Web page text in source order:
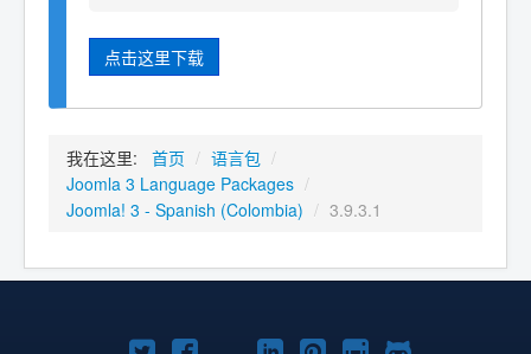
点击这里下载
我在这里: 首页 / 语言包 /
Joomla 3 Language Packages /
Joomla! 3 - Spanish (Colombia) / 3.9.3.1